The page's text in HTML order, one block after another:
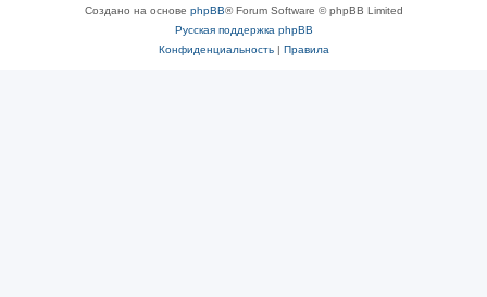
Создано на основе phpBB® Forum Software © phpBB Limited
Русская поддержка phpBB
Конфиденциальность| Правила